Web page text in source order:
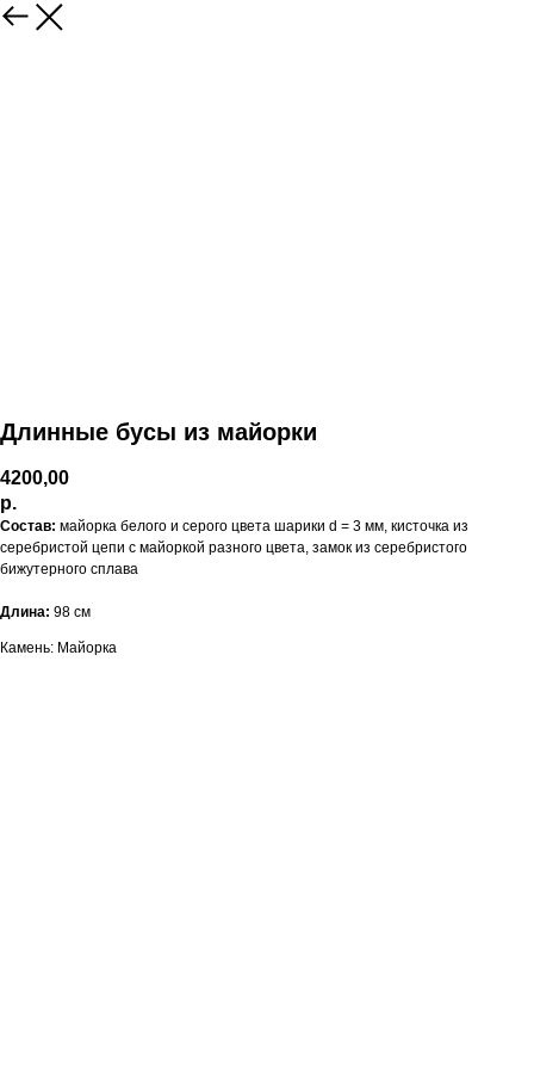
Длинные бусы из майорки
4200,00
р.
Состав: майорка белого и серого цвета шарики d = 3 мм, кисточка из
серебристой цепи с майоркой разного цвета, замок из серебристого
бижутерного сплава
Длина: 98 см
Камень: Майорка